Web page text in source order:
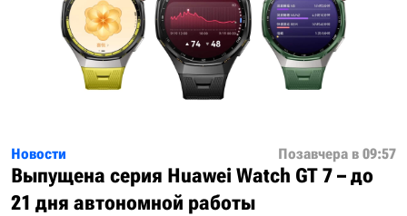
Новости Позавчера в 09:57
Выпущена серия Huawei Watch GT 7 – до
21 дня автономной работы